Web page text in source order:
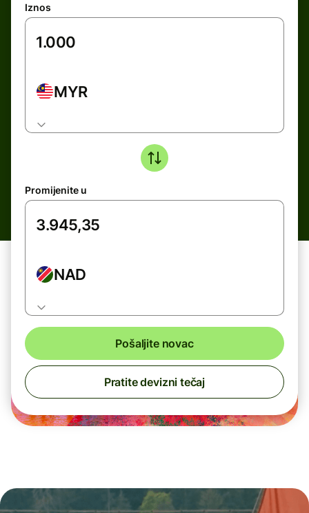
Iznos
MYR
Promijenite u
NAD
Pošaljite novac
Pratite devizni tečaj